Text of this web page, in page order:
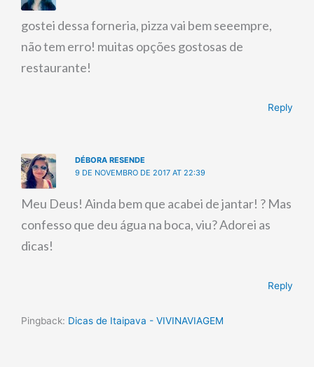
gostei dessa forneria, pizza vai bem seeempre,
não tem erro! muitas opções gostosas de
restaurante!
Reply
DÉBORA RESENDE
9 DE NOVEMBRO DE 2017 AT 22:39
Meu Deus! Ainda bem que acabei de jantar! ? Mas
confesso que deu água na boca, viu? Adorei as
dicas!
Reply
Pingback: Dicas de Itaipava - VIVINAVIAGEM